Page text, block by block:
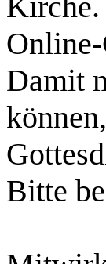
Damit
Bitte